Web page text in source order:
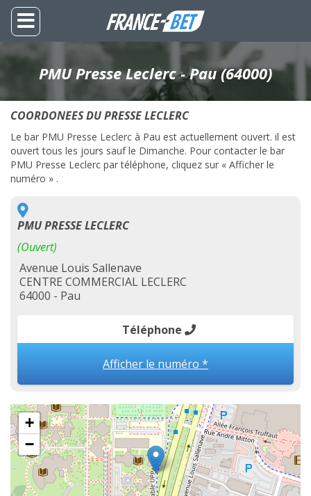
PMU Presse Leclerc - Pau (64000)
COORDONEES DU PRESSE LECLERC
Le bar PMU Presse Leclerc à Pau est actuellement ouvert. il est
ouvert tous les jours sauf le Dimanche. Pour contacter le bar
PMU Presse Leclerc par téléphone, cliquez sur « Afficher le
numéro » .
PMU PRESSE LECLERC
(Ouvert)
Avenue Louis Sallenave
CENTRE COMMERCIAL LECLERC
64000 - Pau
Téléphone
Afficher le numéro *
+
−